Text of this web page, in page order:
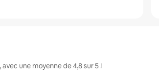
une moyenne de 4,8 sur 5 !